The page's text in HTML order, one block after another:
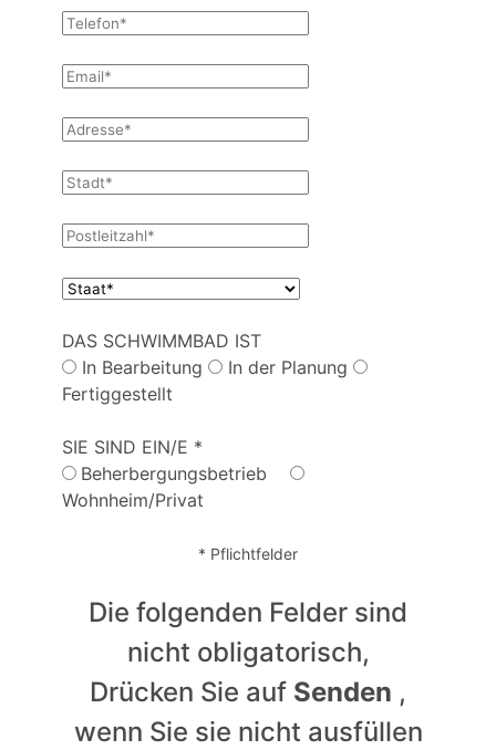
DAS SCHWIMMBAD IST
In Bearbeitung
In der Planung
Fertiggestellt
SIE SIND EIN/E *
Beherbergungsbetrieb
Wohnheim/Privat
* Pflichtfelder
Die folgenden Felder sind
nicht obligatorisch,
Drücken Sie auf Senden ,
wenn Sie sie nicht ausfüllen